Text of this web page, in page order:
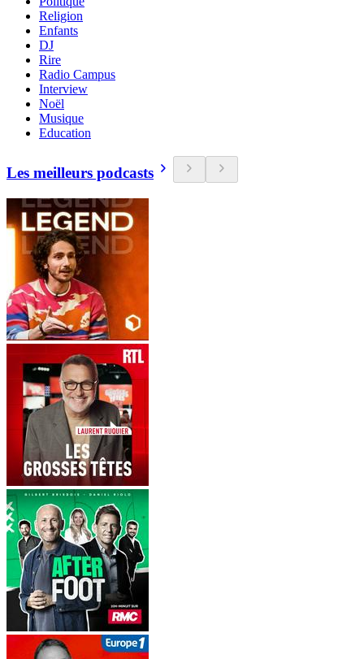
Religion
Enfants
DJ
Rire
Radio Campus
Interview
Noël
Musique
Education
Les meilleurs podcasts